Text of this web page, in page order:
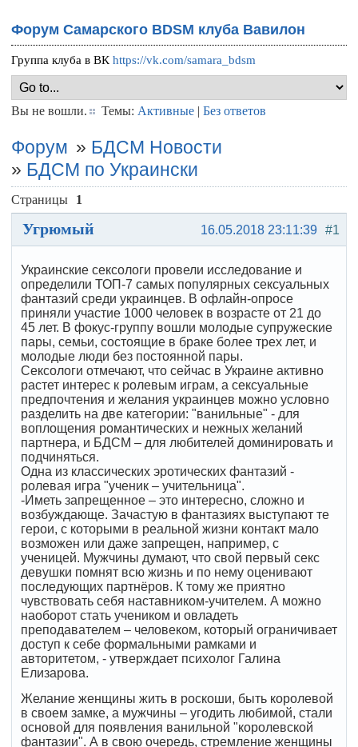
Форум Самарского BDSM клуба Вавилон
Группа клуба в ВКhttps://vk.com/samara_bdsm
Вы не вошли. Темы: Активные |Без ответов
Форум » БДСМ Новости
» БДСМ по Украински
Страницы 1
#1
16.05.2018 23:11:39
Угрюмый
Украинские сексологи провели исследование и
определили ТОП-7 самых популярных сексуальных
фантазий среди украинцев. В офлайн-опросе
приняли участие 1000 человек в возрасте от 21 до
45 лет. В фокус-группу вошли молодые супружеские
пары, семьи, состоящие в браке более трех лет, и
молодые люди без постоянной пары.
Сексологи отмечают, что сейчас в Украине активно
растет интерес к ролевым играм, а сексуальные
предпочтения и желания украинцев можно условно
разделить на две категории: "ванильные" - для
воплощения романтических и нежных желаний
партнера, и БДСМ – для любителей доминировать и
подчиняться.
Одна из классических эротических фантазий -
ролевая игра "ученик – учительница".
-Иметь запрещенное – это интересно, сложно и
возбуждающе. Зачастую в фантазиях выступают те
герои, с которыми в реальной жизни контакт мало
возможен или даже запрещен, например, с
ученицей. Мужчины думают, что свой первый секс
девушки помнят всю жизнь и по нему оценивают
последующих партнёров. К тому же приятно
чувствовать себя наставником-учителем. А можно
наоборот стать учеником и овладеть
преподавателем – человеком, который ограничивает
доступ к себе формальными рамками и
авторитетом, - утверждает психолог Галина
Елизарова.
Желание женщины жить в роскоши, быть королевой
в своем замке, а мужчины – угодить любимой, стали
основой для появления ванильной "королевской
фантазии". А в свою очередь, стремление женщины